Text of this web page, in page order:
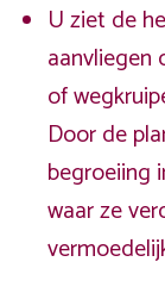
U ziet de
aanvliegen
of
Door de
begroeiing
waar ze